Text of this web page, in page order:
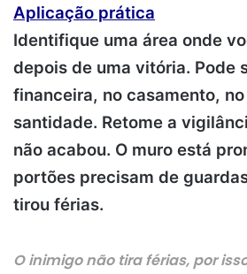
Aplicação prática
Identifique uma área onde
depois de uma vitória. Pode
financeira, no casamento,
santidade. Retome a
não acabou. O muro está
portões precisam de
tirou férias.
O inimigo não tira férias, por